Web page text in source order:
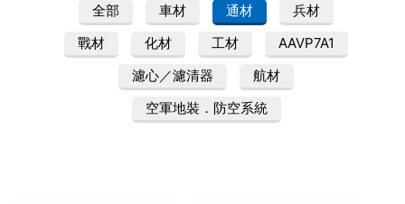
全部 車材 通材
兵材
戰材
化材 工材
AAVP7A1
濾心／濾清器
航材
空軍地裝．防空系統